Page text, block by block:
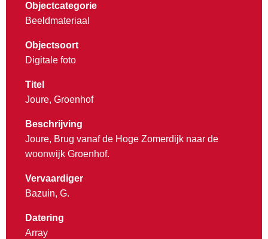
Objectcategorie
Beeldmateriaal
Objectsoort
Digitale foto
Titel
Joure, Groenhof
Beschrijving
Joure, Brug vanaf de Hoge Zomerdijk naar de
woonwijk Groenhof.
Vervaardiger
Bazuin, G.
Datering
Array